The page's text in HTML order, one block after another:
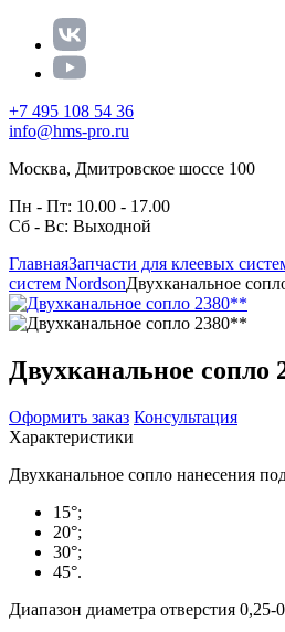
+7 495 108 54 36
info@hms-pro.ru
Москва, Дмитровское шоссе 100
Пн - Пт: 10.00 - 17.00
Сб - Вс: Выходной
ГлавнаяЗапчасти для клеевых
систем NordsonДвухканальное
Двухканальное сопло
Оформить заказ Консультация
Характеристики
Двухканальное сопло нанесения
15°;
20°;
30°;
45°.
Диапазон диаметра отверстия 0,25-